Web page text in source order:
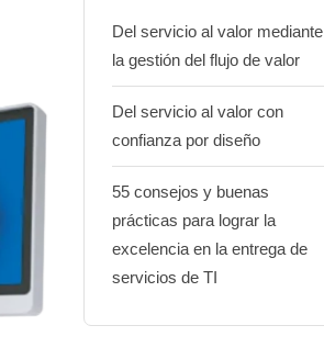
Del servicio al valor mediante
la gestión del flujo de valor
Del servicio al valor con
confianza por diseño
55 consejos y buenas
prácticas para lograr la
excelencia en la entrega de
servicios de TI